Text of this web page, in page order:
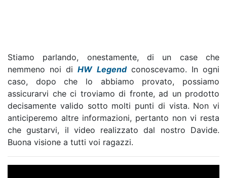
Stiamo parlando, onestamente, di un case che
nemmeno noi diHW Legendconoscevamo. In ogni
caso, dopo che lo abbiamo provato, possiamo
assicurarvi che ci troviamo di fronte, ad un prodotto
decisamente valido sotto molti punti di vista. Non vi
anticiperemo altre informazioni, pertanto non vi resta
che gustarvi, il video realizzato dal nostro Davide.
Buona visione a tutti voi ragazzi.